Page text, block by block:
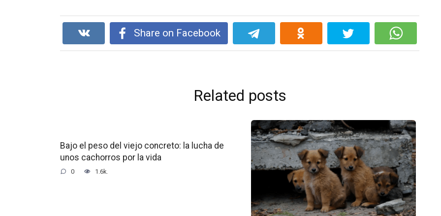
Share on Facebook
Related posts
Bajo el peso del viejo concreto: la lucha de
unos cachorros por la vida
0 1.6k.